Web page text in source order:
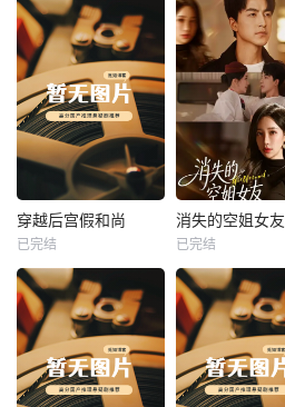
未知 未知
热播
未知
穿越后宫假和尚
已完结
热播
未知
消失的空姐女友
已完结